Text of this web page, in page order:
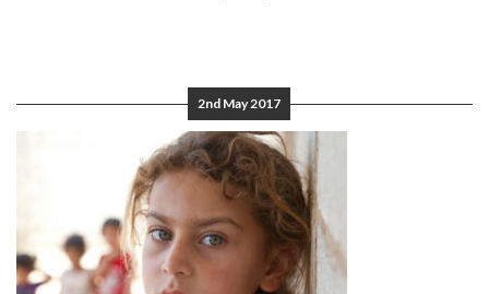
2nd May 2017